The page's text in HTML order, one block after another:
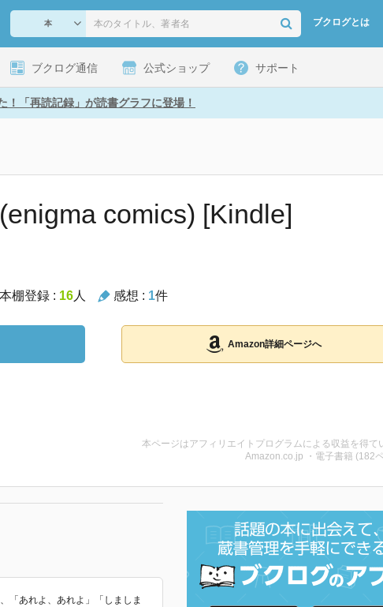
ブクログとは
ブクログ通信 公式ショップ サポート
！「再読記録」が読書グラフに登場！
comics) [Kindle]
本棚登録 : 16人 感想 : 1件
Amazon詳細ページへ
本ページはアフィリエイトプログラムによる収益を得て
Amazon.co.jp ・電子書籍 (182
「あれよ、あれよ」「しましま